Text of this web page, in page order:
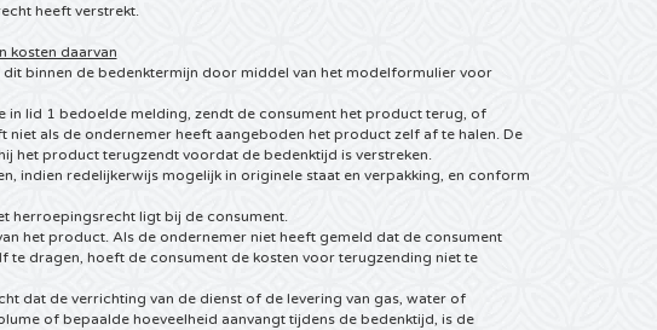
heeft verstrekt.
kosten daarvan
binnen de bedenktermijn door middel van het modelformulier voor
lid 1 bedoelde melding, zendt de consument het product terug, of
als de ondernemer heeft aangeboden het product zelf af te halen. De
het product terugzendt voordat de bedenktijd is verstreken.
indien redelijkerwijs mogelijk in originele staat en verpakking, en conform
herroepingsrecht ligt bij de consument.
het product. Als de ondernemer niet heeft gemeld dat de consument
dragen, hoeft de consument de kosten voor terugzending niet te
dat de verrichting van de dienst of de levering van gas, water of
of bepaalde hoeveelheid aanvangt tijdens de bedenktijd, is de